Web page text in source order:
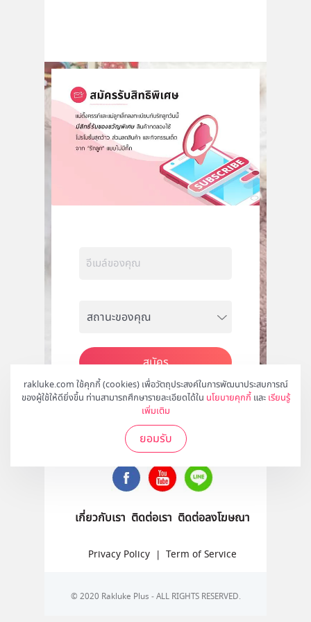
rakluke.com ใช้คุกกี้ (cookies) เพื่อวัตถุประสงค์ในการพัฒนาประสบการณ์
ของผู้ใช้ให้ดียิ่งขึ้น ท่านสามารถศึกษารายละเอียดได้ใน นโยบายคุกกี้ และ เรียนรู้
เพิ่มเติม
ยอมรับ
สมัคร
ติดตามเราได้ที่
เกี่ยวกับเรา ติดต่อเรา ติดต่อลงโฆษณา
Privacy Policy | Term of Service
© 2020 Rakluke Plus - ALL RIGHTS RESERVED.